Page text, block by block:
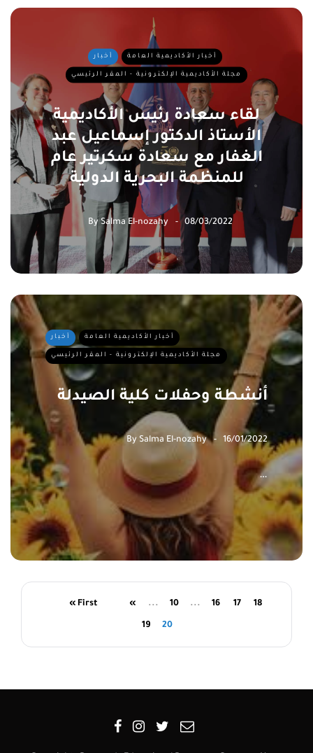
أخبار أخبار الأكاديمية العامة
مجلة الأكاديمية الإلكترونية - المقر الرئيسي
لقاء سعادة رئيس الأكاديمية
الأستاذ الدكتور إسماعيل عبد
الغفار مع سعادة سكرتير عام
للمنظمة البحرية الدولية
By Salma El-nozahy 08/03/2022
أخبار أخبار الأكاديمية العامة
مجلة الأكاديمية الإلكترونية - المقر الرئيسي
أنشطة وحفلات كلية الصيدلة
By Salma El-nozahy 16/01/2022
…
« First « ... 10 ... 16 17 18
19 20